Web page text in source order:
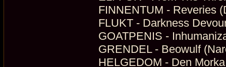
FINNENTUM - Reveries
FLUKT - Darkness
GOATPENIS -
GRENDEL - Beowulf
HELGEDOM - Den